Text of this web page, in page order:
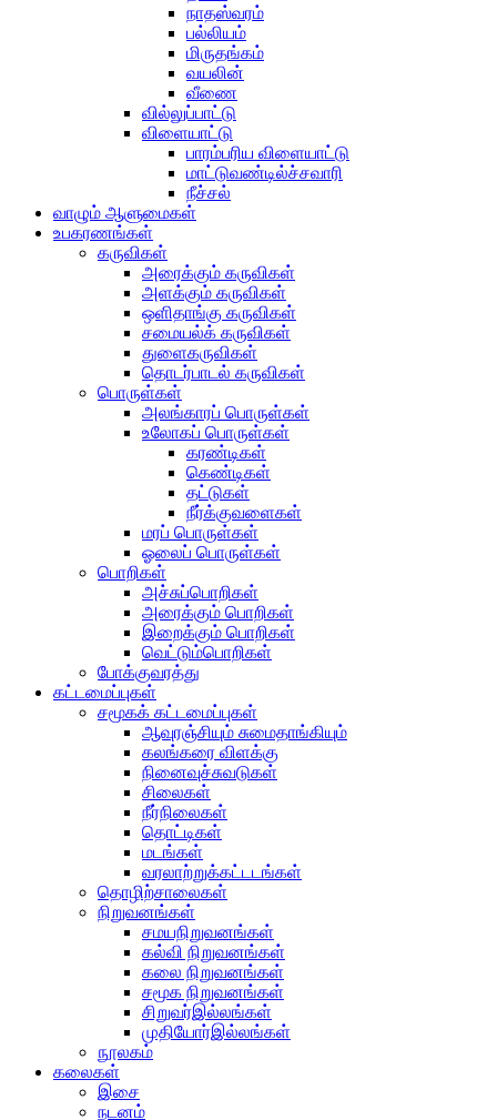
நாதஸ்வரம்
பல்லியம்
மிருதங்கம்
வயலின்
வீணை
வில்லுப்பாட்டு
விளையாட்டு
பாரம்பரிய விளையாட்டு
மாட்டுவண்டில்ச்சவாரி
நீச்சல்
வாழும் ஆளுமைகள்
உபகரணங்கள்
கருவிகள்
அரைக்கும் கருவிகள்
அளக்கும் கருவிகள்
ஒளிதாங்கு கருவிகள்
சமையல்க் கருவிகள்
துளைகருவிகள்
தொடர்பாடல் கருவிகள்
பொருள்கள்
அலங்காரப் பொருள்கள்
உலோகப் பொருள்கள்
கரண்டிகள்
கெண்டிகள்
தட்டுகள்
நீர்க்குவளைகள்
மரப் பொருள்கள்
ஓலைப் பொருள்கள்
பொறிகள்
அச்சுப்பொறிகள்
அரைக்கும் பொறிகள்
இறைக்கும் பொறிகள்
வெட்டும்பொறிகள்
போக்குவரத்து
கட்டமைப்புகள்
சமூகக் கட்டமைப்புகள்
ஆவுரஞ்சியும் சுமைதாங்கியும்
கலங்கரை விளக்கு
நினைவுச்சுவடுகள்
சிலைகள்
நீர்நிலைகள்
தொட்டிகள்
மடங்கள்
வரலாற்றுக்கட்டடங்கள்
தொழிற்சாலைகள்
நிறுவனங்கள்
சமயநிறுவனங்கள்
கல்வி நிறுவனங்கள்
கலை நிறுவனங்கள்
சமூக நிறுவனங்கள்
சிறுவர்இல்லங்கள்
முதியோர்இல்லங்கள்
நூலகம்
கலைகள்
இசை
நடனம்